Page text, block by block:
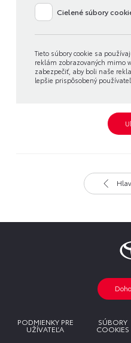
Cielené súbory
Tieto súbory cookie sa
reklám zobrazovaných mimo
zabezpečiť, aby boli naše
lepšie prispôsobený
PODMIENKY PRE
UŽÍVATEĽA
SÚBORY
COOKIES